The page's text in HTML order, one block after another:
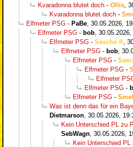
Kvaradonna blutet doch - Ollis
Kvaradonna blutet doch -
Elfmeter PSG - PaBe 30.05.2026,
Elfmeter PSG - bob
Elfmeter PSG - Sascha
Elfmeter PSG - bob
Elfmeter PSG -
Elfmeter PSG -
Elfmeter
Elfmeter PSG -
Elfmeter PSG -
Was ist denn das für ein
Dietmarson 30.05.2026,
Kein Unterschied PL zu
SebWagn 30.05.2026,
Kein Unterschied